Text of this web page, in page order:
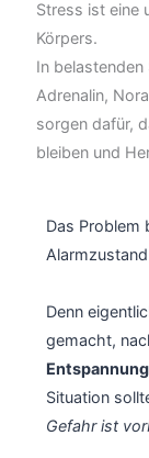
Stress ist eine
Körpers.
In
Adrenalin,
sorgen dafür,
bleiben und
Das Problem
Denn
gemacht,
Situation
Gefahr ist